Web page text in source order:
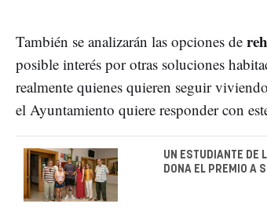
También se analizarán las opciones de
posible interés por otras soluciones
realmente quienes quieren seguir
el Ayuntamiento quiere responder con
UN ESTUDIANTE DE
DONA EL PREMIO A